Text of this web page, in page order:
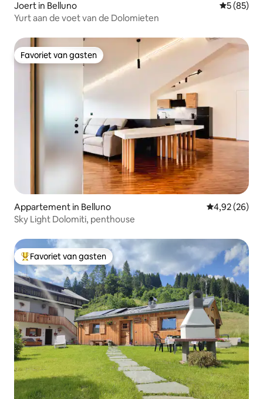
Joert in Belluno
5 (85)
Yurt aan de voet van de Dolomieten
Favoriet van gasten
Favoriet van gasten
Appartement in Belluno Gemiddelde
4,92 (26)
Sky Light Dolomiti, penthouse
Topfavoriet van gasten
Favoriet van gasten